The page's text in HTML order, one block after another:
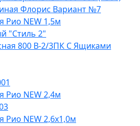
Флорис Вариант №7
Рио NEW 1,5м
"Стиль 2"
800 В-2/3ПК С Ящиками
Рио NEW 2,4м
Рио NEW 2,6х1,0м